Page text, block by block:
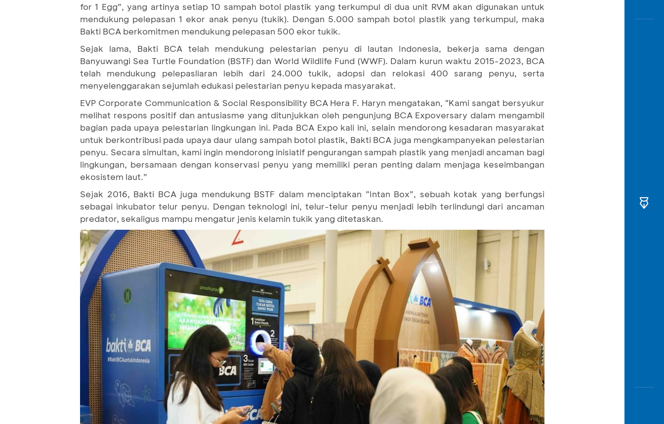
for 1 Egg”, yang artinya setiap 10 sampah botol plastik yang terkumpul di dua unit RVM akan digunakan untuk
mendukung pelepasan 1 ekor anak penyu (tukik). Dengan 5.000 sampah botol plastik yang terkumpul, maka
Bakti BCA berkomitmen mendukung pelepasan 500 ekor tukik.
Sejak lama, Bakti BCA telah mendukung pelestarian penyu di lautan Indonesia, bekerja sama dengan
Banyuwangi Sea Turtle Foundation (BSTF) dan World Wildlife Fund (WWF). Dalam kurun waktu 2015-2023, BCA
telah mendukung pelepasliaran lebih dari 24.000 tukik, adopsi dan relokasi 400 sarang penyu, serta
menyelenggarakan sejumlah edukasi pelestarian penyu kepada masyarakat.
EVP Corporate Communication & Social Responsibility BCA Hera F. Haryn mengatakan, "Kami sangat bersyukur
melihat respons positif dan antusiasme yang ditunjukkan oleh pengunjung BCA Expoversary dalam mengambil
bagian pada upaya pelestarian lingkungan ini. Pada BCA Expo kali ini, selain mendorong kesadaran masyarakat
untuk berkontribusi pada upaya daur ulang sampah botol plastik, Bakti BCA juga mengkampanyekan pelestarian
penyu. Secara simultan, kami ingin mendorong inisiatif pengurangan sampah plastik yang menjadi ancaman bagi
lingkungan, bersamaan dengan konservasi penyu yang memiliki peran penting dalam menjaga keseimbangan
ekosistem laut.”
Sejak 2016, Bakti BCA juga mendukung BSTF dalam menciptakan ”Intan Box”, sebuah kotak yang berfungsi
sebagai inkubator telur penyu. Dengan teknologi ini, telur-telur penyu menjadi lebih terlindungi dari ancaman
predator, sekaligus mampu mengatur jenis kelamin tukik yang ditetaskan.